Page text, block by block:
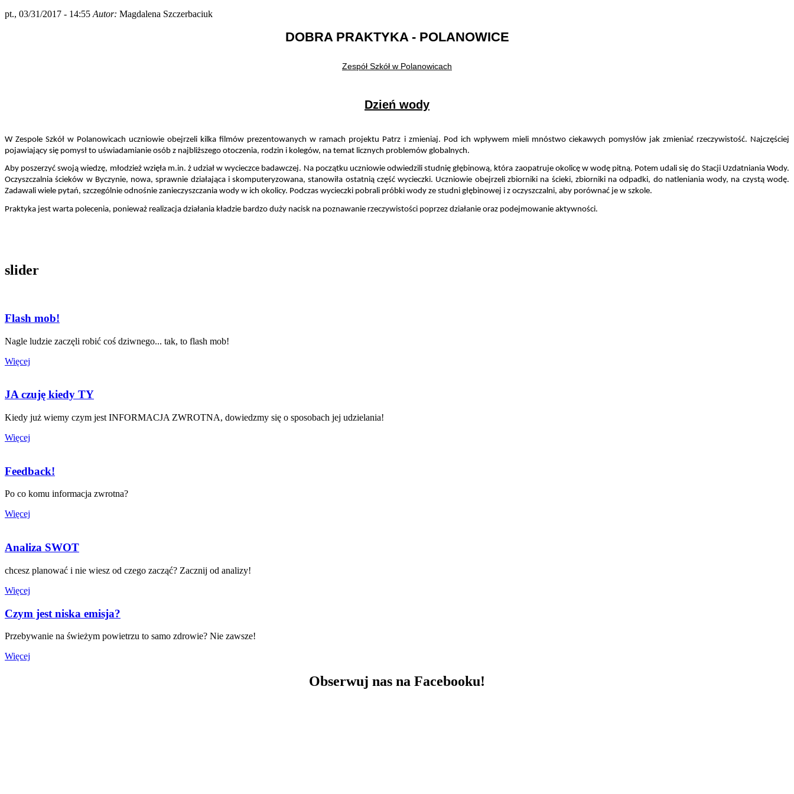
pt., 03/31/2017 - 14:55 Autor: Magdalena Szczerbaciuk
DOBRA PRAKTYKA - POLANOWICE
Zespół Szkół w Polanowicach
Dzień wody
W Zespole Szkół w Polanowicach uczniowie obejrzeli kilka filmów prezentowanych w ramach projektu Patrz i zmieniaj. Pod ich wpływem mieli mnóstwo ciekawych pomysłów jak zmieniać rzeczywistość. Najczęściej
pojawiający się pomysł to uświadamianie osób z najbliższego otoczenia, rodzin i kolegów, na temat licznych problemów globalnych.
Aby poszerzyć swoją wiedzę, młodzież wzięła m.in. ż udział w wycieczce badawczej. Na początku uczniowie odwiedzili studnię głębinową, która zaopatruje okolicę w wodę pitną. Potem udali się do Stacji Uzdatniania Wody.
Oczyszczalnia ścieków w Byczynie, nowa, sprawnie działająca i skomputeryzowana, stanowiła ostatnią część wycieczki. Uczniowie obejrzeli zbiorniki na ścieki, zbiorniki na odpadki, do natleniania wody, na czystą wodę.
Zadawali wiele pytań, szczególnie odnośnie zanieczyszczania wody w ich okolicy. Podczas wycieczki pobrali próbki wody ze studni głębinowej i z oczyszczalni, aby porównać je w szkole.
Praktyka jest warta polecenia, ponieważ realizacja działania kładzie bardzo duży nacisk na poznawanie rzeczywistości poprzez działanie oraz podejmowanie aktywności.
slider
Flash mob!
Nagle ludzie zaczęli robić coś dziwnego... tak, to flash mob!
Więcej
JA czuję kiedy TY
Kiedy już wiemy czym jest INFORMACJA ZWROTNA, dowiedzmy się o sposobach jej udzielania!
Więcej
Feedback!
Po co komu informacja zwrotna?
Więcej
Analiza SWOT
chcesz planować i nie wiesz od czego zacząć? Zacznij od analizy!
Więcej
Czym jest niska emisja?
Przebywanie na świeżym powietrzu to samo zdrowie? Nie zawsze!
Więcej
Obserwuj nas na Facebooku!